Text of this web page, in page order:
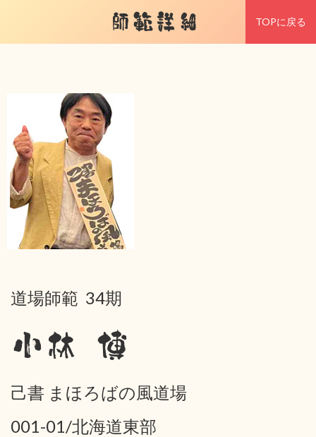
師範詳細 TOPに戻る
道場師範 34期
小林 博
己書 まほろばの風道場
001-01/北海道東部